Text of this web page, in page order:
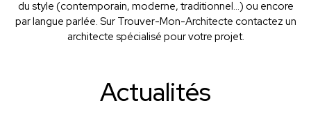
du style (contemporain, moderne, traditionnel...) ou encore
par langue parlée. Sur Trouver-Mon-Architecte contactez un
architecte spécialisé pour votre projet.
Actualités